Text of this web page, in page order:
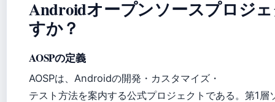
Androidオープンソースプロジ
すか？
AOSPの定義
AOSPは、Androidの開発・カスタマイズ・
テスト方法を案内する公式プロジェクトである。第1